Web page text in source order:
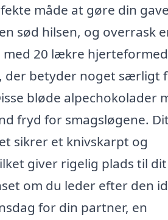
måde at gøre din
sød hilsen, og overrask
20 lækre
der betyder noget særligt
bløde alpechokolader
fryd for smagsløgene. Dit
sikrer et knivskarpt og
giver rigelig plads til dit
om du leder efter den
for din partner, en